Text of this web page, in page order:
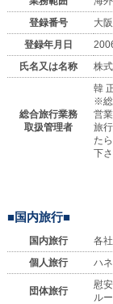
登録番号
大
登録年月日
氏名又は名称
株
総合旅行業務
取扱管理者
韓
※総
営
旅
た
下さ
■国内旅行■
国内旅行
各
個人旅行
ハ
団体旅行
慰
ル